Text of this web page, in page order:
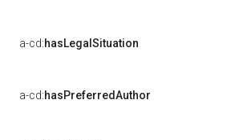
a-cd:hasLegalSituation
a-cd:hasPreferredAuthor